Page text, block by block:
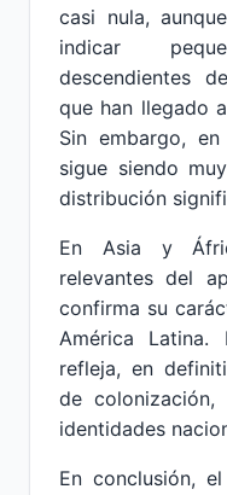
casi nula,
indicar
descendientes
que han llegado
Sin embargo,
sigue siendo
distribución
En Asia y
relevantes del
confirma su
América Latina.
refleja, en
de
identidades
En conclusión,